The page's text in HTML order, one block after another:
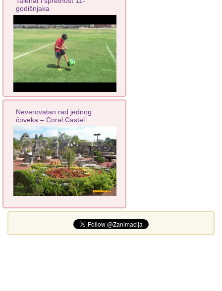
godišnjaka
Neverovatan rad jednog
čoveka – Coral Castel